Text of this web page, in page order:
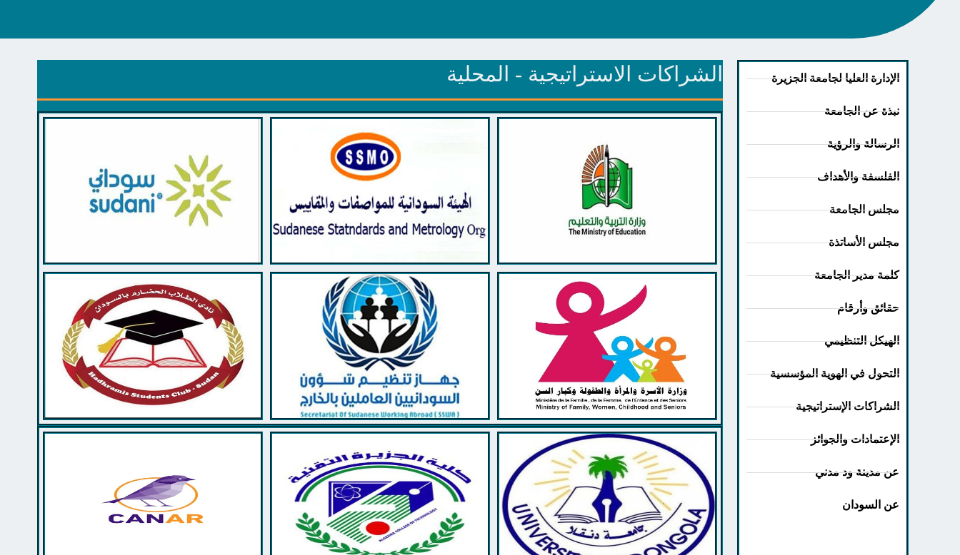
الإدارة العليا لجامعة الجزيرة
نبذة عن الجامعة
الرسالة والرؤية
الفلسفة والأهداف
مجلس الجامعة
مجلس الأساتذة
كلمة مدير الجامعة
حقائق وأرقام
الهيكل التنظيمي
التحول في الهوية المؤسسية
الشراكات الإستراتيجية
الإعتمادات والجوائز
عن مدينة ود مدني
عن السودان
الشراكات الاستراتيجية - المحلية